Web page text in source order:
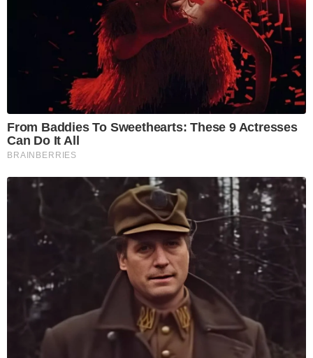
From Baddies To Sweethearts: These 9 Actresses
Can Do It All
BRAINBERRIES